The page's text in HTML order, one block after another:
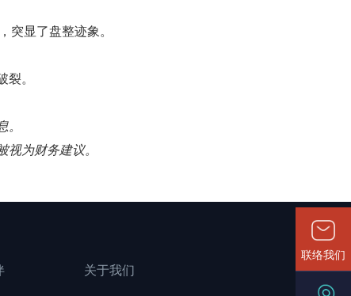
突显了盘整迹象。
。
。
为财务建议。
关于我们
联络我们